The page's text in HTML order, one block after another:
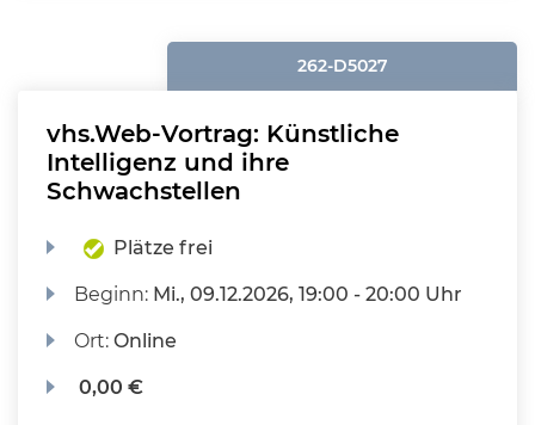
262-D5027
vhs.Web-Vortrag: Künstliche
Intelligenz und ihre
Schwachstellen
Plätze frei
Beginn: Mi., 09.12.2026, 19:00 - 20:00 Uhr
Ort:Online
0,00 €